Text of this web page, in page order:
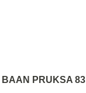
BAAN PRUKSA